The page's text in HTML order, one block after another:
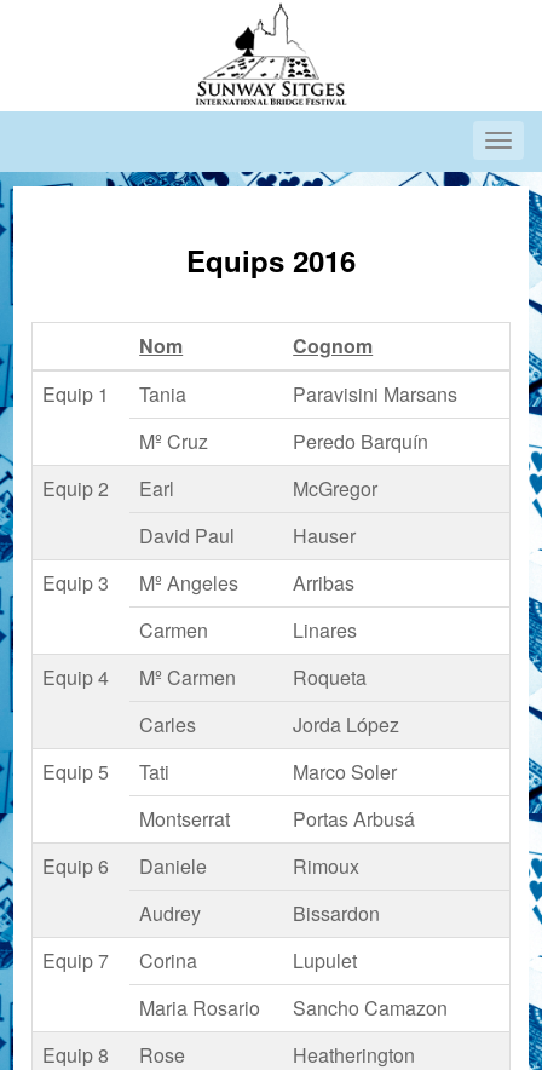
Equips 2016
Nom
Cognom
Equip 1
Tania
Paravisini Marsans
Mº Cruz
Peredo Barquín
Equip 2
Earl
McGregor
David Paul
Hauser
Equip 3
Mº Angeles
Arribas
Carmen
Linares
Equip 4
Mº Carmen
Roqueta
Carles
Jorda López
Equip 5
Tati
Marco Soler
Montserrat
Portas Arbusá
Equip 6
Daniele
Rimoux
Audrey
Bissardon
Equip 7
Corina
Lupulet
Maria Rosario
Sancho Camazon
Equip 8
Rose
Heatherington